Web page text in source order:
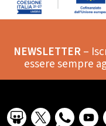
NEWSLETTER–
essere sempre